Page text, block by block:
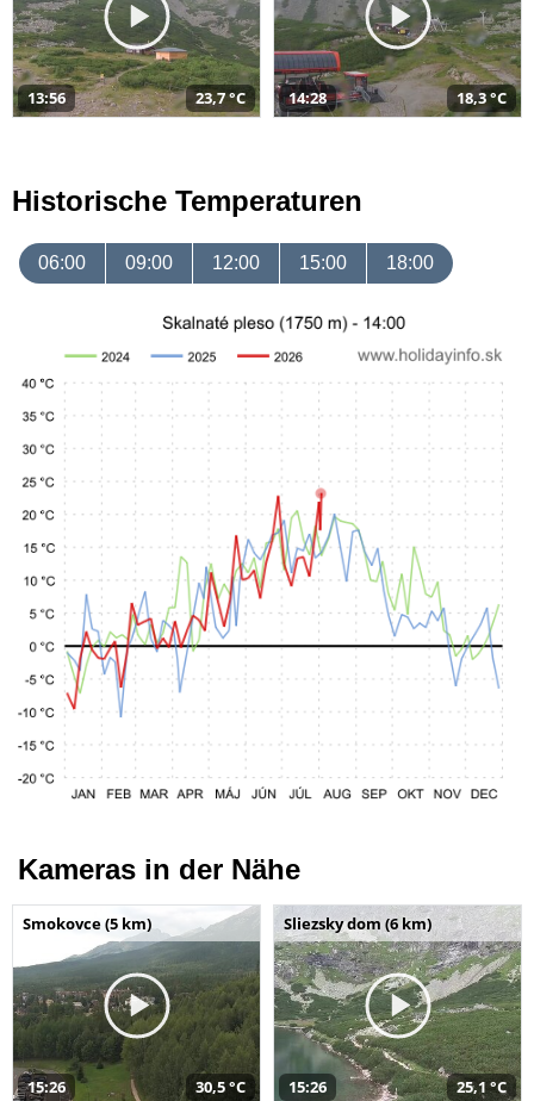
13:56 23,7 °C 14:28 18,3 °C
Historische Temperaturen
06:00 09:00 12:00 15:00 18:00
Kameras in der Nähe
Smokovce (5 km)
15:26 30,5 °C
Sliezsky dom (6 km)
15:26 25,1 °C